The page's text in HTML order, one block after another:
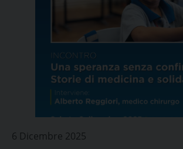
6 Dicembre 2025